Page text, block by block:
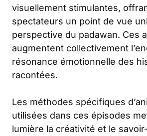
visuellement stimulantes,
spectateurs un point de vue
perspective du padawan. Ces
augmentent collectivement
résonance émotionnelle des
racontées.
Les méthodes spécifiques
utilisées dans ces épisodes
lumière la créativité et le